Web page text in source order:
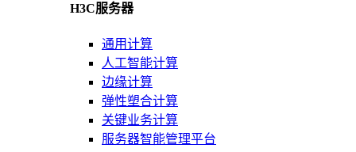
H3C服务器
通用计算
人工智能计算
边缘计算
弹性塑合计算
关键业务计算
服务器智能管理平台